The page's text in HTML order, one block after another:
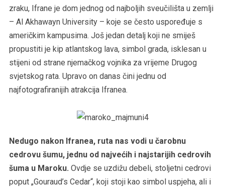
zraku, Ifrane je dom jednog od najboljih sveučilišta u zemlji
– Al Akhawayn University – koje se često uspoređuje s
američkim kampusima. Još jedan detalj koji ne smiješ
propustiti je kip atlantskog lava, simbol grada, isklesan u
stijeni od strane njemačkog vojnika za vrijeme Drugog
svjetskog rata. Upravo on danas čini jednu od
najfotografiranijih atrakcija Ifranea.
Nedugo nakon Ifranea, ruta nas vodi u čarobnu
cedrovu šumu, jednu od najvećih i najstarijih cedrovih
šuma u Maroku. Ovdje se uzdižu debeli, stoljetni cedrovi
poput „Gouraud’s Cedar“, koji stoji kao simbol uspjeha, ali i